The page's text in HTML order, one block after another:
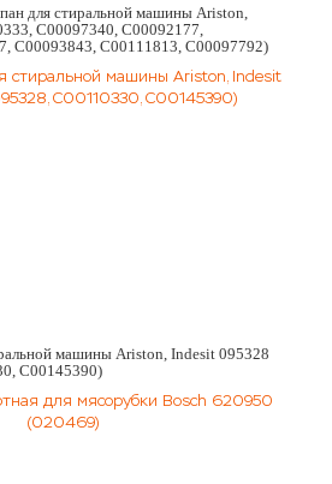
для стиральной машины Ariston,
C00097340, C00092177,
C00093843, C00111813, C00097792)
машины Ariston, Indesit 095328
C00145390)